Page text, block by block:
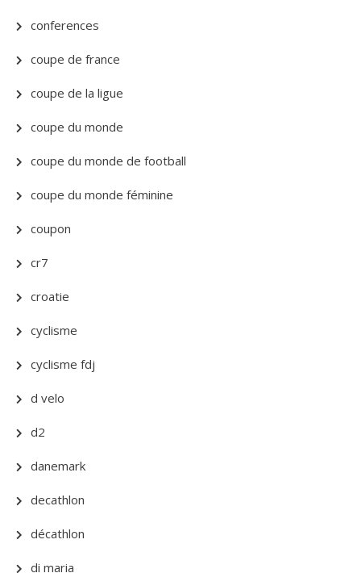
conferences
coupe de france
coupe de la ligue
coupe du monde
coupe du monde de football
coupe du monde féminine
coupon
cr7
croatie
cyclisme
cyclisme fdj
d velo
d2
danemark
decathlon
décathlon
di maria